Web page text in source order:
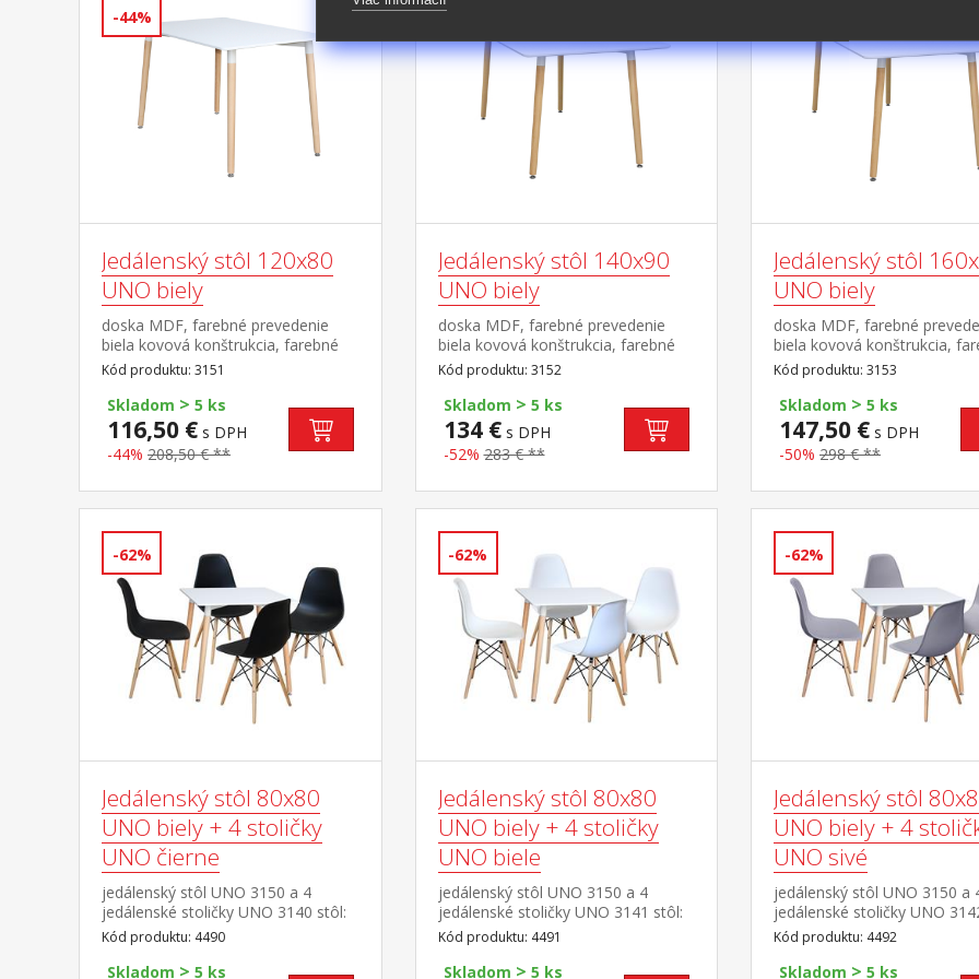
-44%
Jedálenský stôl 120x80
UNO biely
doska MDF, farebné prevedenie
biela kovová konštrukcia, farebné
prevedenie biela okrúhle nohy,
materiál masív buk nastaviteľné
plastové klzáky s pochrómovanou
krytkou
Kód produktu: 3151
Skladom > 5 ks
116,50 € s DPH
-44% 208,50 € **
Jedálenský stôl 140x90
UNO biely
doska MDF, farebné prevedenie
biela kovová konštrukcia, farebné
prevedenie biela okrúhle nohy,
materiál masív buk nastaviteľné
plastové klzáky s pochrómovanou
krytkou
Kód produktu: 3152
Skladom > 5 ks
134 €s DPH
-52% 283 € **
Jedálenský stôl
UNO biely
doska MDF, farebné
biela kovová konštrukcia,
prevedenie biela okrúhle
materiál masív buk
plastové klzáky s
krytkou
Kód produktu: 3153
Skladom > 5 ks
147,50 € s DPH
-50% 298 € **
-62%
Jedálenský stôl 80x80
UNO biely + 4 stoličky
UNO čierne
jedálenský stôl UNO 3150 a 4
jedálenské stoličky UNO 3140 stôl:
doska MDF, farebné prevedenie
biela kovová konštrukcia, farebné
prevedenie biela okrúhle nohy,
Kód produktu: 4490
Skladom > 5 ks
-62%
Jedálenský stôl 80x80
UNO biely + 4 stoličky
UNO biele
jedálenský stôl UNO 3150 a 4
jedálenské stoličky UNO 3141 stôl:
doska MDF, farebné prevedenie
biela kovová konštrukcia, farebné
prevedenie biela okrúhle nohy,
Kód produktu: 4491
Skladom > 5 ks
-62%
Jedálenský stôl
UNO biely + 4
UNO sivé
jedálenský stôl UNO 3150 a
jedálenské stoličky UNO
doska MDF, farebné
biela kovová konštrukcia,
prevedenie biela okrúhle
Kód produktu: 4492
Skladom > 5 ks